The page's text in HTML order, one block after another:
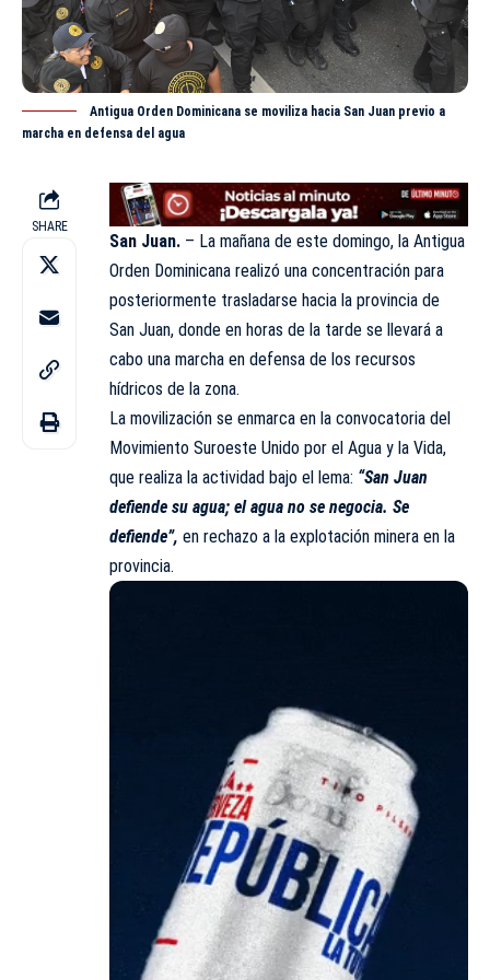
Antigua Orden Dominicana se moviliza hacia San Juan previo a
marcha en defensa del agua
SHARE
San Juan. – La mañana de este domingo, la Antigua
Orden Dominicana realizó una concentración para
posteriormente trasladarse hacia la provincia de
San Juan, donde en horas de la tarde se llevará a
cabo una marcha en defensa de los recursos
hídricos de la zona.
La movilización se enmarca en la convocatoria del
Movimiento Suroeste Unido por el Agua y la Vida,
que realiza la actividad bajo el lema: “San Juan
defiende su agua; el agua no se negocia. Se
defiende”, en rechazo a la explotación minera en la
provincia.